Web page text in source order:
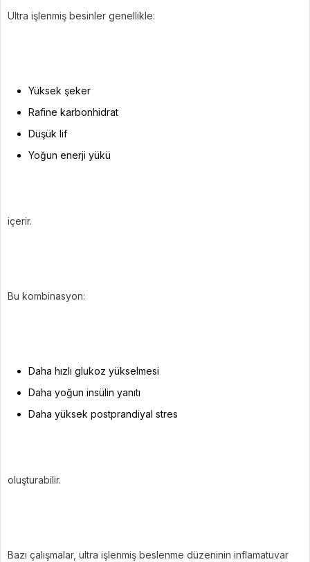
Ultra işlenmiş besinler genellikle:
Yüksek şeker
Rafine karbonhidrat
Düşük lif
Yoğun enerji yükü
içerir.
Bu kombinasyon:
Daha hızlı glukoz yükselmesi
Daha yoğun insülin yanıtı
Daha yüksek postprandiyal stres
oluşturabilir.
Bazı çalışmalar, ultra işlenmiş beslenme düzeninin inflamatuvar